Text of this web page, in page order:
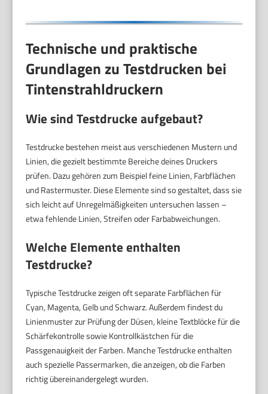
Technische und praktische
Grundlagen zu Testdrucken bei
Tintenstrahldruckern
Wie sind Testdrucke aufgebaut?
Testdrucke bestehen meist aus verschiedenen Mustern und
Linien, die gezielt bestimmte Bereiche deines Druckers
prüfen. Dazu gehören zum Beispiel feine Linien, Farbflächen
und Rastermuster. Diese Elemente sind so gestaltet, dass sie
sich leicht auf Unregelmäßigkeiten untersuchen lassen –
etwa fehlende Linien, Streifen oder Farbabweichungen.
Welche Elemente enthalten
Testdrucke?
Typische Testdrucke zeigen oft separate Farbflächen für
Cyan, Magenta, Gelb und Schwarz. Außerdem findest du
Linienmuster zur Prüfung der Düsen, kleine Textblöcke für die
Schärfekontrolle sowie Kontrollkästchen für die
Passgenauigkeit der Farben. Manche Testdrucke enthalten
auch spezielle Passermarken, die anzeigen, ob die Farben
richtig übereinandergelegt wurden.